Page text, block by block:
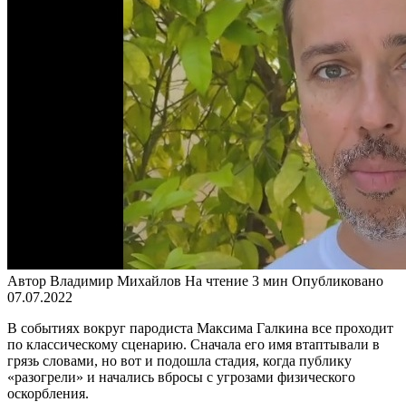
Автор Владимир Михайлов На чтение 3 мин Опубликовано
07.07.2022
В событиях вокруг пародиста Максима Галкина все проходит
по классическому сценарию. Сначала его имя втаптывали в
грязь словами, но вот и подошла стадия, когда публику
«разогрели» и начались вбросы с угрозами физического
оскорбления.